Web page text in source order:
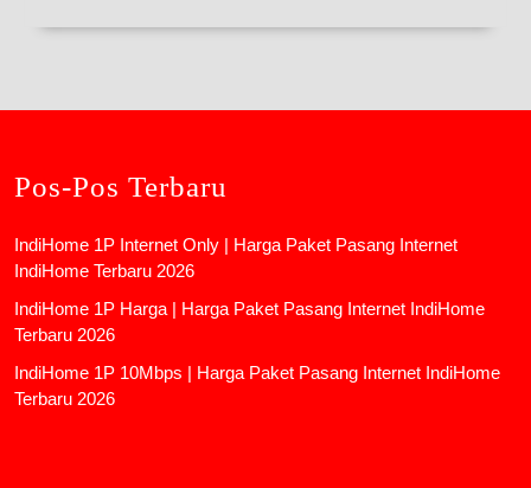
Pos-Pos Terbaru
IndiHome 1P Internet Only | Harga Paket Pasang Internet
IndiHome Terbaru 2026
IndiHome 1P Harga | Harga Paket Pasang Internet IndiHome
Terbaru 2026
IndiHome 1P 10Mbps | Harga Paket Pasang Internet IndiHome
Terbaru 2026